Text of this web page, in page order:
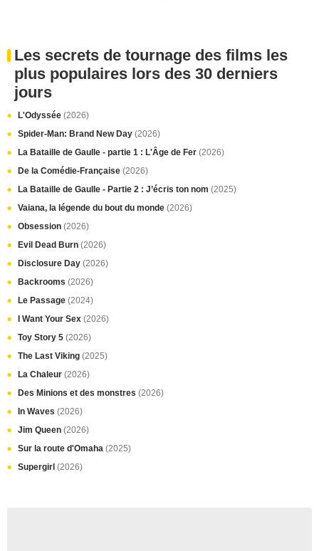
Les secrets de tournage des films les
plus populaires lors des 30 derniers
jours
L'Odyssée (2026)
Spider-Man: Brand New Day (2026)
La Bataille de Gaulle - partie 1 : L'Âge de Fer (2026)
De la Comédie-Française (2026)
La Bataille de Gaulle - Partie 2 : J’écris ton nom (2025)
Vaiana, la légende du bout du monde (2026)
Obsession (2026)
Evil Dead Burn (2026)
Disclosure Day (2026)
Backrooms (2026)
Le Passage (2024)
I Want Your Sex (2026)
Toy Story 5 (2026)
The Last Viking (2025)
La Chaleur (2026)
Des Minions et des monstres (2026)
In Waves (2026)
Jim Queen (2026)
Sur la route d'Omaha (2025)
Supergirl (2026)